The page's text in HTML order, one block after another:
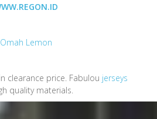
Omah Lemon
clearance price. Fabulou jerseys
quality materials.